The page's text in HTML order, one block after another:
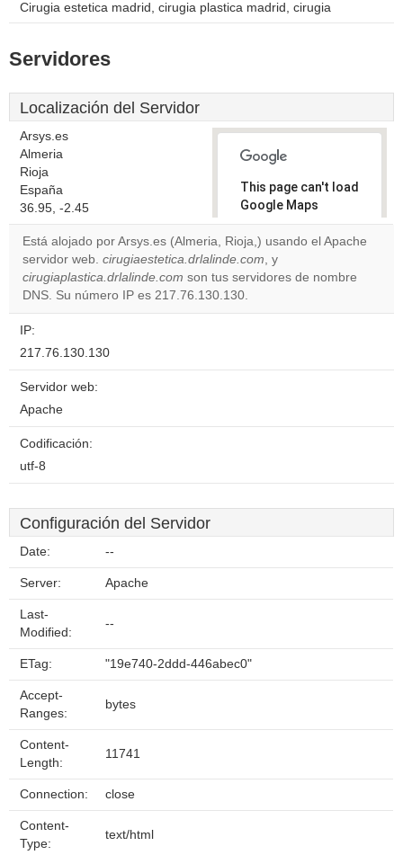
Cirugia estetica madrid, cirugia plastica madrid, cirugia
Servidores
Localización del Servidor
Arsys.es
Almeria
Rioja
España
36.95, -2.45
This page can't load
Google Maps
correctly.
Do you
own this
OK
Está alojado por Arsys.es (Almeria, Rioja,) usando el Apache
servidor web. cirugiaestetica.drlalinde.com, y
cirugiaplastica.drlalinde.com son tus servidores de nombre
DNS. Su número IP es 217.76.130.130.
IP:
217.76.130.130
Servidor web:
Apache
Codificación:
utf-8
Configuración del Servidor
Date: --
Server: Apache
Last-
Modified:
--
ETag: "19e740-2ddd-446abec0"
Accept-
Ranges:
bytes
Content-
Length:
11741
Connection: close
Content-
Type:
text/html